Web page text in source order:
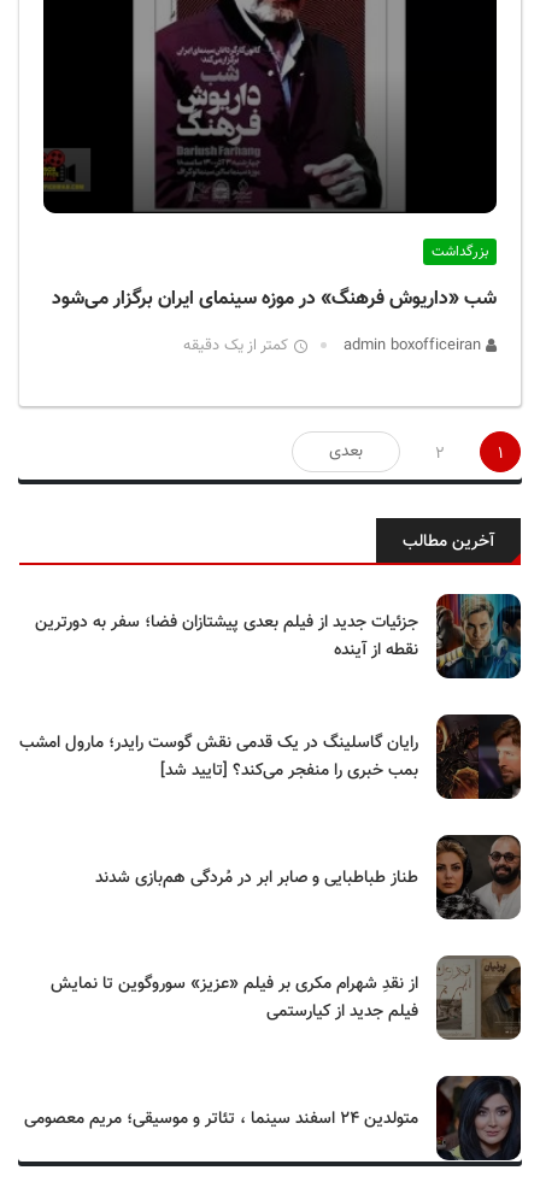
بزرگداشت
شب «داریوش فرهنگ» در موزه سینمای ایران برگزار می‌شود
کمتر از یک دقیقه
صفحه‌بندی
نوشته‌ها
1
2 بعدی
آخرین مطالب
جزئیات جدید از فیلم بعدی پیشتازان فضا؛ سفر به دورترین
نقطه از آینده
رایان گاسلینگ در یک قدمی نقش گوست رایدر؛ مارول امشب
بمب خبری را منفجر می‌کند؟ [تایید شد]
طناز طباطبایی و صابر ابر در مُردگی هم‌بازی شدند
از نقدِ شهرام مکری بر فیلم «عزیز» سوروگوین تا نمایش
فیلم جدید از کیارستمی
متولدین ۲۴ اسفند سینما ، تئاتر و موسیقی؛ مریم معصومی